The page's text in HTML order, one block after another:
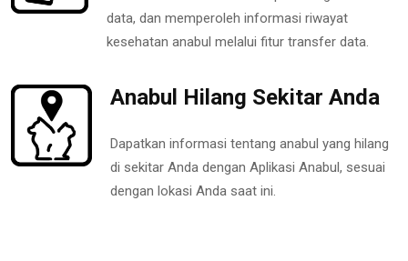
data, dan memperoleh informasi riwayat
kesehatan anabul melalui fitur transfer data.
Anabul Hilang Sekitar Anda
Dapatkan informasi tentang anabul yang hilang
di sekitar Anda dengan Aplikasi Anabul, sesuai
dengan lokasi Anda saat ini.